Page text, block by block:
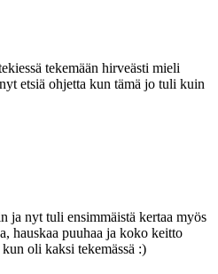
tekemään hirveästi mieli
etsiä ohjetta kun tämä jo tuli kuin
ja nyt tuli ensimmäistä kertaa myös
hauskaa puuhaa ja koko keitto
oli kaksi tekemässä :)